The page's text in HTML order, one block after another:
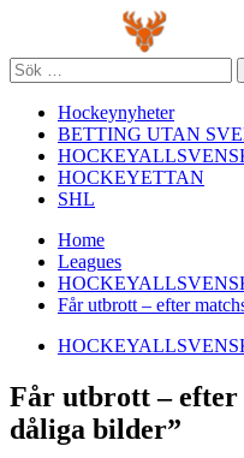
content
Sök
efter:
Hockeynyheter
BETTING UTAN
HOCKEYETTAN
SHL
Home
Leagues
Får utbrott – efter
Får utbrott –
dåliga bilder”